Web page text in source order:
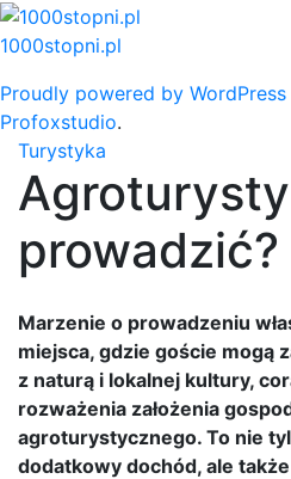
Skip
to
1000stopni.pl
Proudly powered by WordPress
Profoxstudio.
Turystyka
prowadzić?
Marzenie o prowadzeniu
miejsca, gdzie goście mogą
z naturą i lokalnej kultury,
rozważenia założenia
agroturystycznego. To nie
dodatkowy dochód, ale